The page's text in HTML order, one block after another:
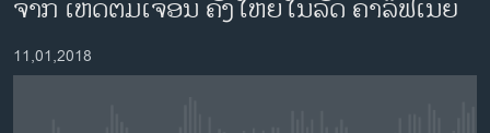
ຫາ
ຊອກ
ການເລືອກຕັ້ງ ປະທານາທີບໍດີ ສະຫະລັດ 2024
ຂ່າວ​ຈີນ
ຈາກ ເຫດຕົມເຈື່ອນ ຄັ້ງໃຫຍ່ໃນລັດ ຄາລິຟໍເນຍ
11,01,2018